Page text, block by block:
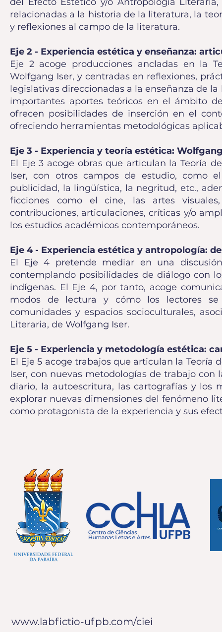
relacionadas a la historia de la literatura, la
y reflexiones al campo de la literatura.
Eje 2 - Experiencia estética y enseñanza:
Eje 2 acoge producciones ancladas en la
Wolfgang Iser, y centradas en reflexiones,
legislativas direccionadas a la enseñanza de
importantes aportes teóricos en el ámbito
ofrecen posibilidades de inserción en el
ofreciendo herramientas metodológicas
Eje 3 - Experiencia y teoría estética:
El Eje 3 acoge obras que articulan la Teoría
Iser, con otros campos de estudio, como
publicidad, la lingüística, la negritud, etc.,
ficciones como el cine, las artes
contribuciones, articulaciones, críticas y/o
los estudios académicos contemporáneos.
Eje 4 - Experiencia estética y antropología:
El Eje 4 pretende mediar en una
contemplando posibilidades de diálogo con
indígenas. El Eje 4, por tanto, acoge
modos de lectura y cómo los lectores se
comunidades y espacios socioculturales,
Literaria, de Wolfgang Iser.
Eje 5 - Experiencia y metodología estética:
El Eje 5 acoge trabajos que articulan la Teoría
Iser, con nuevas metodologías de trabajo
diario, la autoescritura, las cartografías y los
explorar nuevas dimensiones del fenómeno
como protagonista de la experiencia y sus
www.labfictio-ufpb.com/ciei